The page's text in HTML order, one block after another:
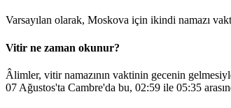
Varsayılan olarak, Moskova için ikindi namazı
Vitir ne zaman okunur?
Âlimler, vitir namazının vaktinin gecenin
07 Ağustos'ta Cambre'da bu, 02:59 ile 05:35